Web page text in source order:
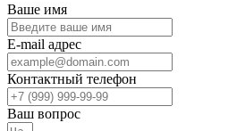
Ваше имя
E-mail адрес
Контактный телефон
Ваш вопрос